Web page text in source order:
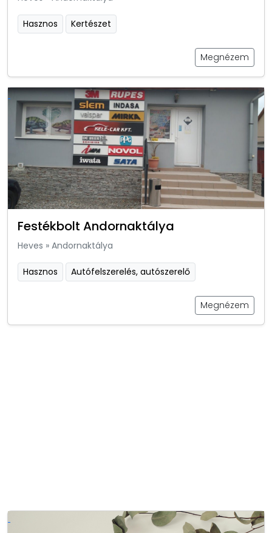
Hasznos Kertészet
Megnézem
Festékbolt Andornaktálya
Heves » Andornaktálya
Hasznos Autófelszerelés, autószerelő
Megnézem